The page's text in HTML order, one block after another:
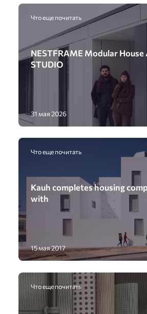
Что еще почитать
NESTFRAME Modular House
STUDIO
31 мая 2026
Что еще почитать
Kauh completes housing
with
15 мая 2017
Что еще почитать